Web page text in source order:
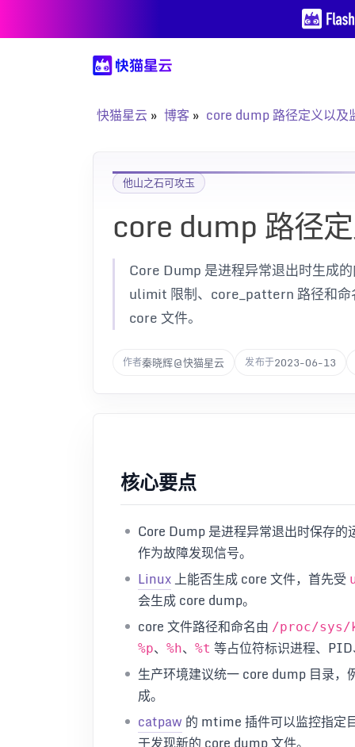
快猫星云 博客 core dump 路径定义以及
他山之石可攻玉
core dump 路径
Core Dump 是进程异常退出时生成
ulimit 限制、core_pattern 路径和
core 文件。
作者秦晓辉@快猫星云 发布于2023-06-13
核心要点
Core Dump 是进程异常退出时保存
作为故障发现信号。
Linux上能否生成 core 文件，首先受
会生成 core dump。
core 文件路径和命名由 /proc/sys/
%p、 %h、 %t 等占位符标识进程、PID
生产环境建议统一 core dump 目录，
成。
catpaw 的 mtime 插件可以监控指定
于发现新的 core dump 文件。